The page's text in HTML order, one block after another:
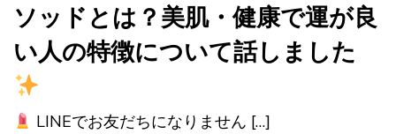
ソッドとは？美肌・健康で運が良
い人の特徴について話しました
LINEでお友だちになりません […]